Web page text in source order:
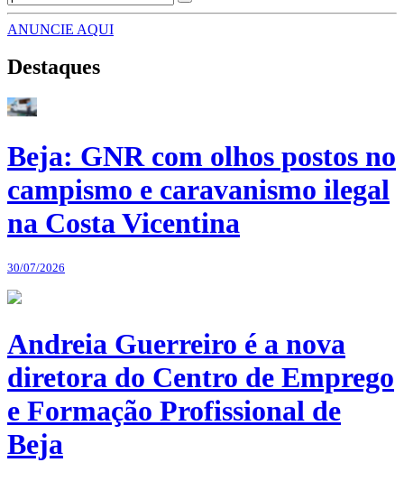
ANUNCIE AQUI
Destaques
Beja: GNR com olhos postos no
campismo e caravanismo ilegal
na Costa Vicentina
30/07/2026
Andreia Guerreiro é a nova
diretora do Centro de Emprego
e Formação Profissional de
Beja